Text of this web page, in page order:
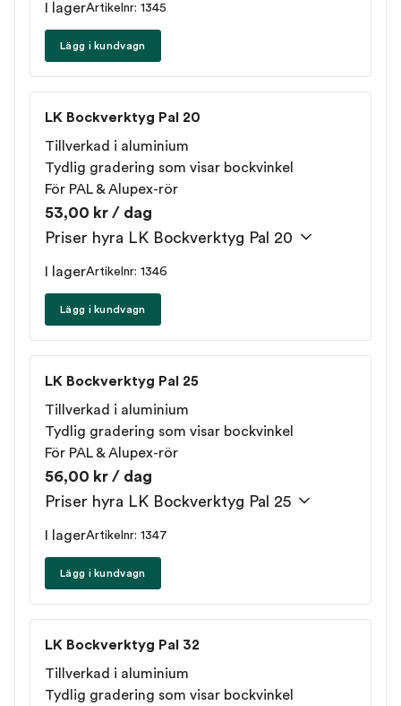
I lagerArtikelnr: 1345
Lägg i kundvagn
LK Bockverktyg Pal 20
Tillverkad i aluminium
Tydlig gradering som visar bockvinkel
För PAL & Alupex-rör
53,00 kr / dag
Priser hyra LK Bockverktyg Pal 20
I lagerArtikelnr: 1346
Lägg i kundvagn
LK Bockverktyg Pal 25
Tillverkad i aluminium
Tydlig gradering som visar bockvinkel
För PAL & Alupex-rör
56,00 kr / dag
Priser hyra LK Bockverktyg Pal 25
I lagerArtikelnr: 1347
Lägg i kundvagn
LK Bockverktyg Pal 32
Tillverkad i aluminium
Tydlig gradering som visar bockvinkel